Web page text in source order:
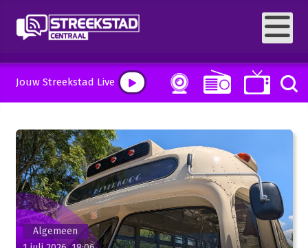
Jouw Streekstad Live
Algemeen